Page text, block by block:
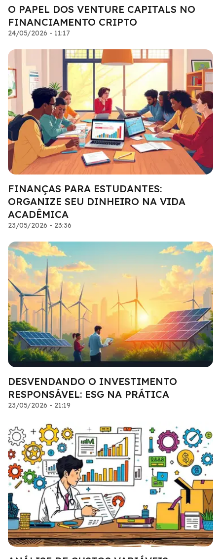
O PAPEL DOS VENTURE CAPITALS NO
FINANCIAMENTO CRIPTO
24/05/2026 - 11:17
FINANÇAS PARA ESTUDANTES:
ORGANIZE SEU DINHEIRO NA VIDA
ACADÊMICA
23/05/2026 - 23:36
DESVENDANDO O INVESTIMENTO
RESPONSÁVEL: ESG NA PRÁTICA
23/05/2026 - 21:19